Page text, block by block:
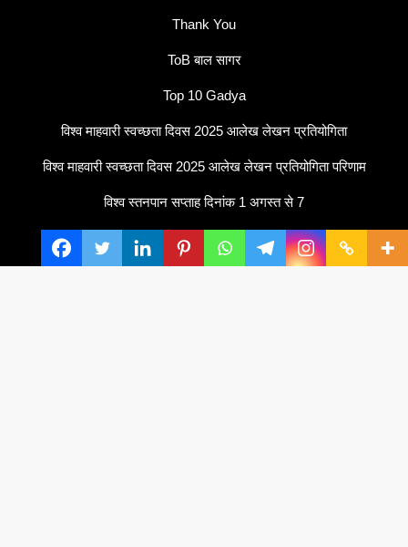
Thank You
ToB बाल सागर
Top 10 Gadya
विश्व माहवारी स्वच्छता दिवस 2025 आलेख लेखन प्रतियोगिता
विश्व माहवारी स्वच्छता दिवस 2025 आलेख लेखन प्रतियोगिता परिणाम
विश्व स्तनपान सप्ताह दिनांक 1 अगस्त से 7
स्वरचित गद्या का प्रकाशन